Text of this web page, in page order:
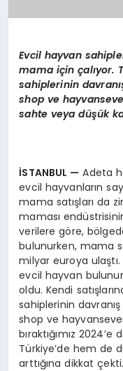
Evcil hayvan
mama için çalıyor.
sahiplerinin
shop ve
sahte veya düşük
İSTANBUL — Adeta
evcil hayvanların
mama satışları da
maması endüstrisinin
verilere göre,
bulunurken, mama
milyar euroya
evcil hayvan
oldu. Kendi
sahiplerinin
shop ve
bıraktığımız
Türkiye’de hem de
arttığına dikkat çekti.